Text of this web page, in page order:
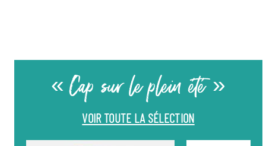
« Cap sur le plein été »
VOIR TOUTE LA SÉLECTION